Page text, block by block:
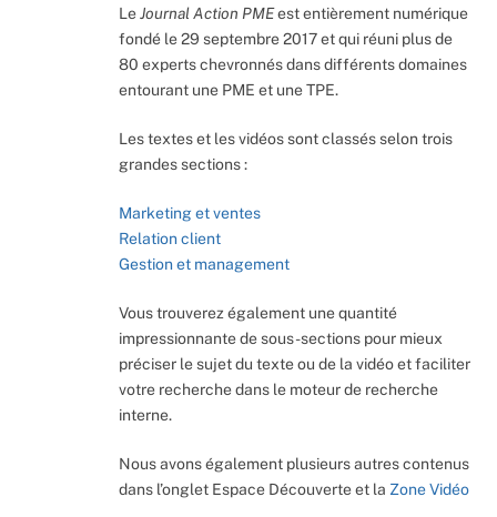
LeJournal Action PMEest entièrement numérique
fondé le 29 septembre 2017 et qui réuni plus de
80 experts chevronnés dans différents domaines
entourant une PME et une TPE.
Les textes et les vidéos sont classés selon trois
grandes sections :
Marketing et ventes
Relation client
Gestion et management
Vous trouverez également une quantité
impressionnante de sous-sections pour mieux
préciser le sujet du texte ou de la vidéo et faciliter
votre recherche dans le moteur de recherche
interne.
Nous avons également plusieurs autres contenus
dans l’onglet Espace Découverte et la Zone Vidéo